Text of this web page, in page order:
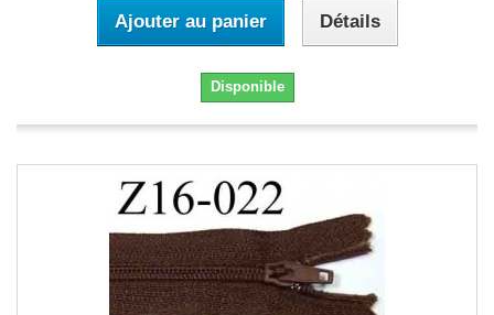
Ajouter au panier Détails
Disponible